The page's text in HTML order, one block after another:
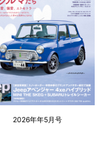
2026年年5月号